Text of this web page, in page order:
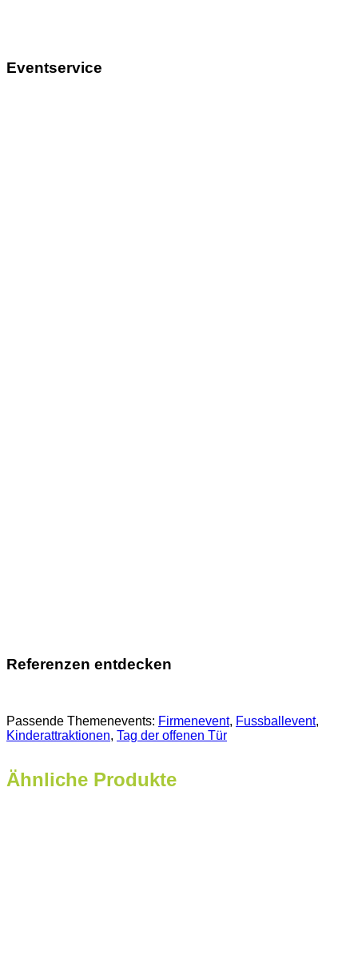
Eventservice
Referenzen entdecken
Passende Themenevents: Firmenevent, Fussballevent
Kinderattraktionen, Tag der offenen Tür
Ähnliche Produkte